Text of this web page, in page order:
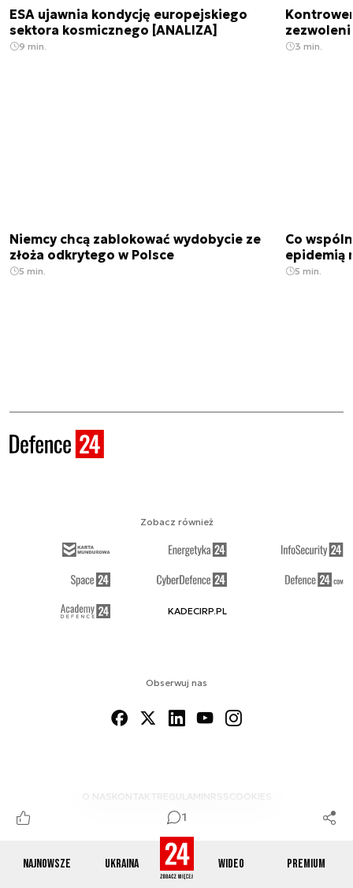
Najnowsze Ukraina Wideo Premium
1
ESA ujawnia kondycję europejskiego
sektora kosmicznego [ANALIZA]
9 min. 3 min.
Niemcy chcą zablokować wydobycie ze
złoża odkrytego w Polsce
5 min.
Co
epidemią
5 min.
Obserwuj nas
O NAS KONTAKTREGULAMINRSS COOKIES
Zobacz również
KADECIRP.PL
© 2012-2026 DEFENCE24